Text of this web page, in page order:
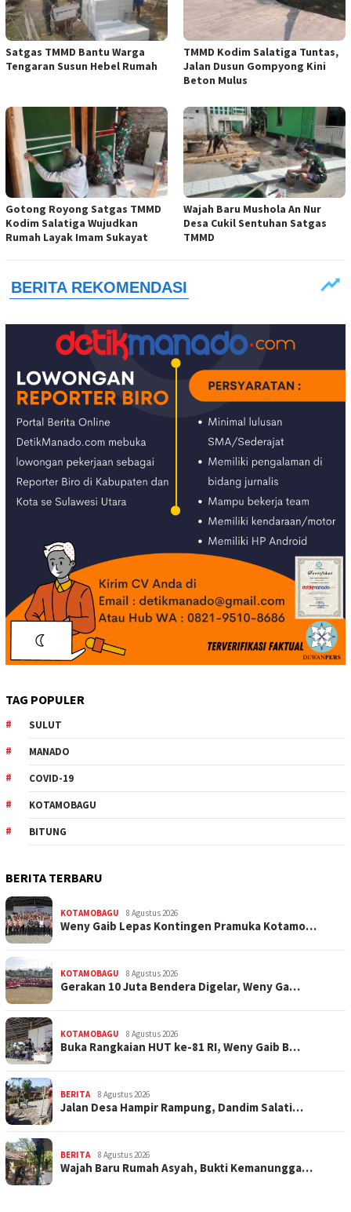
Satgas TMMD Bantu Warga
Tengaran Susun Hebel Rumah
TMMD Kodim Salatiga Tuntas,
Jalan Dusun Gompyong Kini
Beton Mulus
Gotong Royong Satgas TMMD
Kodim Salatiga Wujudkan
Rumah Layak Imam Sukayat
Wajah Baru Mushola An Nur
Desa Cukil Sentuhan Satgas
TMMD
TAG POPULER
SULUT
MANADO
COVID-19
KOTAMOBAGU
BITUNG
BERITA TERBARU
KOTAMOBAGU 8 Agustus 2026
Weny Gaib Lepas Kontingen Pramuka Kotamo…
KOTAMOBAGU 8 Agustus 2026
Gerakan 10 Juta Bendera Digelar, Weny Ga…
KOTAMOBAGU 8 Agustus 2026
Buka Rangkaian HUT ke-81 RI, Weny Gaib B…
BERITA 8 Agustus 2026
Jalan Desa Hampir Rampung, Dandim Salati…
BERITA 8 Agustus 2026
Wajah Baru Rumah Asyah, Bukti Kemanungga…